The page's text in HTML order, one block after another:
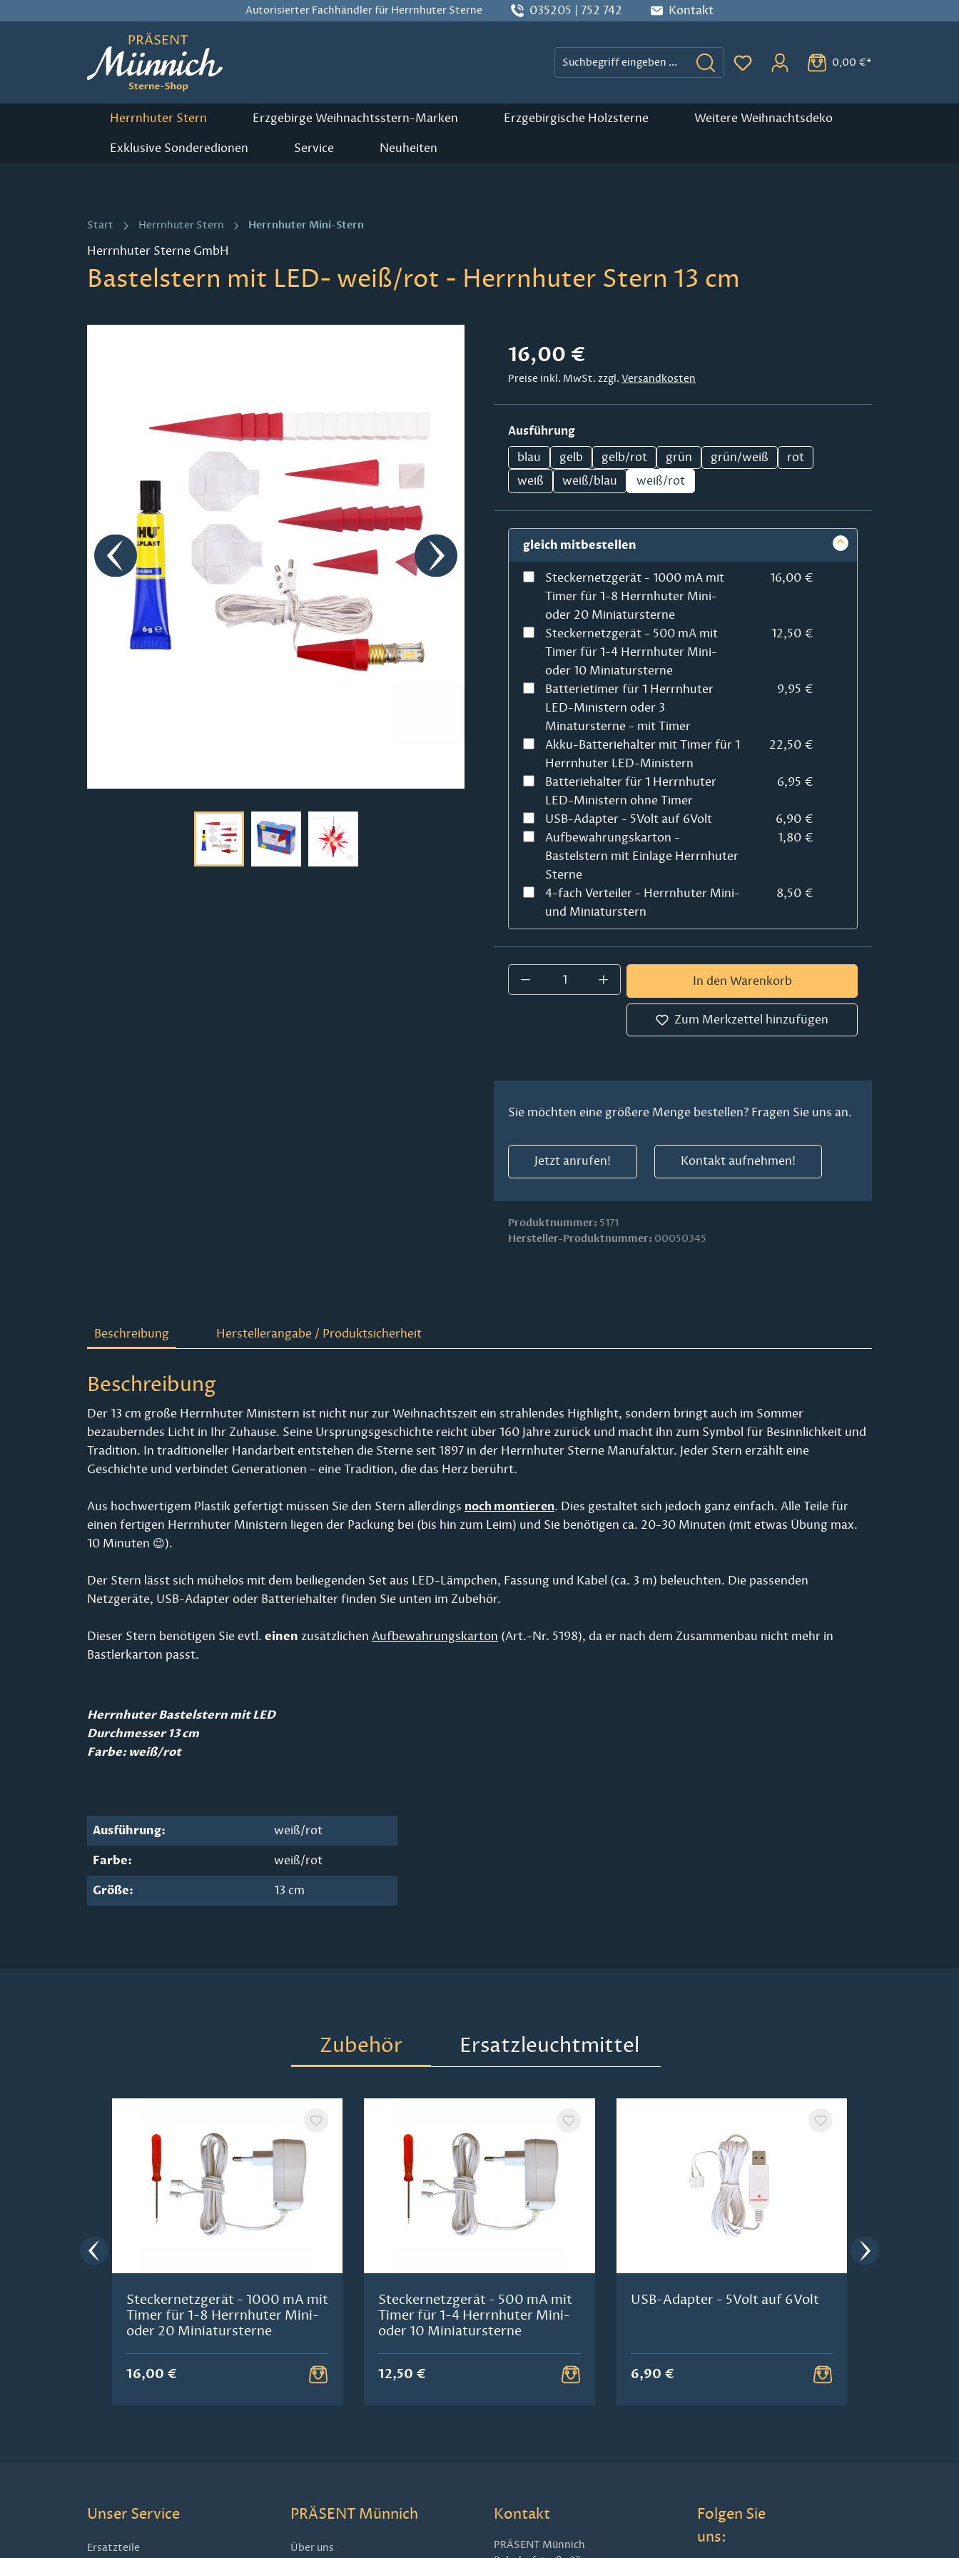
Autorisierter Fachhändler für Herrnhuter Sterne 035205 | 752 742 Kontakt
Du hast 0 Produkte auf dem
0,00 €*
Herrnhuter Stern Erzgebirge Weihnachtsstern-Marken Erzgebirgische Holzsterne Weitere Weihnachtsdeko
Exklusive Sonderedionen Service Neuheiten
Start Herrnhuter Stern Herrnhuter Mini-Stern
Herrnhuter Sterne GmbH
Bastelstern mit LED- weiß/rot - Herrnhuter Stern 13 cm
Regulärer Preis:
16,00 €
Preise inkl. MwSt. zzgl. Versandkosten
Ausführungauswählen
blau
gelb gelb/rot grün grün/weiß
rot
weiß
weiß/blau weiß/rot
gleich mitbestellen
Steckernetzgerät - 1000 mA mit
Timer für 1-8 Herrnhuter Mini-
oder 20 Miniatursterne
16,00 €
Steckernetzgerät - 500 mA mit
Timer für 1-4 Herrnhuter Mini-
oder 10 Miniatursterne
12,50 €
Batterietimer für 1 Herrnhuter
LED-Ministern oder 3
Minatursterne - mit Timer
9,95 €
Akku-Batteriehalter mit Timer für 1
Herrnhuter LED-Ministern
22,50 €
Batteriehalter für 1 Herrnhuter
LED-Ministern ohne Timer
6,95 €
USB-Adapter - 5Volt auf 6Volt
6,90 €
Aufbewahrungskarton -
Bastelstern mit Einlage Herrnhuter
Sterne
1,80 €
4-fach Verteiler - Herrnhuter Mini-
und Miniaturstern
8,50 €
Produkt Anzahl: Gib den gewünschten Wert ein oder
In den Warenkorb
Zum Merkzettel hinzufügen
Sie möchten eine größere Menge bestellen? Fragen Sie uns an.
Jetzt anrufen! Kontakt aufnehmen!
Produktnummer: 5171
Hersteller-Produktnummer: 00050345
Beschreibung Herstellerangabe / Produktsicherheit
Beschreibung
Der 13 cm große Herrnhuter Ministern ist nicht nur zur Weihnachtszeit ein strahlendes Highlight, sondern bringt auch im Sommer
bezauberndes Licht in Ihr Zuhause. Seine Ursprungsgeschichte reicht über 160 Jahre zurück und macht ihn zum Symbol für Besinnlichkeit und
Tradition. In traditioneller Handarbeit entstehen die Sterne seit 1897 in der Herrnhuter Sterne Manufaktur. Jeder Stern erzählt eine
Geschichte und verbindet Generationen – eine Tradition, die das Herz berührt.
Aus hochwertigem Plastik gefertigt müssen Sie den Stern allerdings noch montieren. Dies gestaltet sich jedoch ganz einfach. Alle Teile für
einen fertigen Herrnhuter Ministern liegen der Packung bei (bis hin zum Leim) und Sie benötigen ca. 20-30 Minuten (mit etwas Übung max.
10 Minuten 😉).
Der Stern lässt sich mühelos mit dem beiliegenden Set aus LED-Lämpchen, Fassung und Kabel (ca. 3 m) beleuchten. Die passenden
Netzgeräte, USB-Adapter oder Batteriehalter finden Sie unten im Zubehör.
Dieser Stern benötigen Sie evtl. einen zusätzlichen Aufbewahrungskarton (Art.-Nr. 5198), da er nach dem Zusammenbau nicht mehr in
Bastlerkarton passt.
Herrnhuter Bastelstern mit LED
Durchmesser 13 cm
Farbe: weiß/rot
Ausführung: weiß/rot
Farbe: weiß/rot
Größe: 13 cm
Zubehör Ersatzleuchtmittel
Steckernetzgerät - 1000 mA mit
Timer für 1-8 Herrnhuter Mini-
oder 20 Miniatursterne
16,00 €
Steckernetzgerät - 500 mA mit
Timer für 1-4 Herrnhuter Mini-
oder 10 Miniatursterne
12,50 €
USB-Adapter - 5Volt auf 6Volt
6,90 €
Unser Service
Ersatzteile
PRÄSENT Münnich
Über uns
Kontakt
PRÄSENT Münnich
Folgen Sie
uns: